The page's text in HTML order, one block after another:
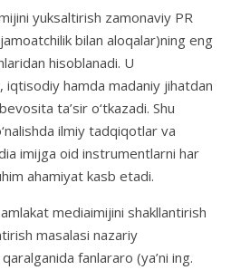
yuksaltirish zamonaviy PR
bilan aloqalar)ning eng
hisoblanadi. U
iqtisodiy hamda madaniy jihatdan
ta’sir o‘tkazadi. Shu
ilmiy tadqiqotlar va
imijga oid instrumentlarni har
ahamiyat kasb etadi.
mediaimijini shakllantirish
masalasi nazariy
fanlararo (ya’ni ing.